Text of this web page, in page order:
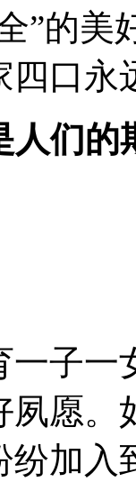
”的
四口永
人们的
子一
夙愿
纷加